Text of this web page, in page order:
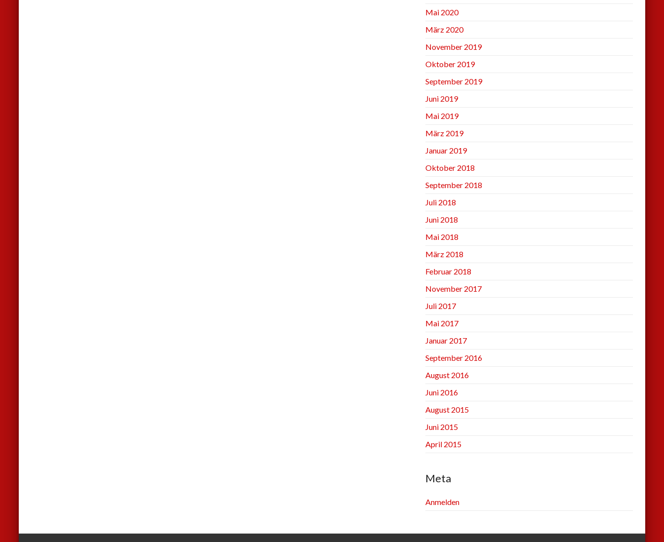
Mai 2020
März 2020
November 2019
Oktober 2019
September 2019
Juni 2019
Mai 2019
März 2019
Januar 2019
Oktober 2018
September 2018
Juli 2018
Juni 2018
Mai 2018
März 2018
Februar 2018
November 2017
Juli 2017
Mai 2017
Januar 2017
September 2016
August 2016
Juni 2016
August 2015
Juni 2015
April 2015
Meta
Anmelden